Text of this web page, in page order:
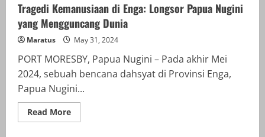
Tragedi Kemanusiaan di Enga: Longsor Papua Nugini
yang Mengguncang Dunia
Maratus May 31, 2024
PORT MORESBY, Papua Nugini – Pada akhir Mei
2024, sebuah bencana dahsyat di Provinsi Enga,
Papua Nugini...
Read MoreRead
more